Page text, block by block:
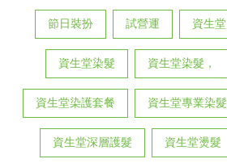
節日裝扮 試營運 資生堂
資生堂染髮 資生堂染髮，
資生堂染護套餐 資生堂專業染髮
資生堂深層護髮 資生堂燙髮